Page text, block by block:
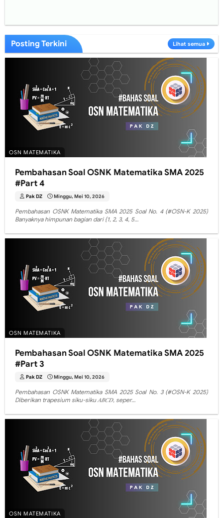
Posting Terkini Lihat semua
OSN MATEMATIKA
Pembahasan Soal OSNK Matematika SMA 2025
#Part 4
Pak DZ Minggu, Mei 10, 2026
Pembahasan OSNK Matematika SMA 2025 Soal No. 4 (#OSN-K 2025)
Banyaknya himpunan bagian dari {1, 2, 3, 4, 5…
OSN MATEMATIKA
Pembahasan Soal OSNK Matematika SMA 2025
#Part 3
Pak DZ Minggu, Mei 10, 2026
Pembahasan OSNK Matematika SMA 2025 Soal No. 3 (#OSN-K 2025)
Diberikan trapesium siku-siku 𝐴𝐵𝐶𝐷, seper…
OSN MATEMATIKA